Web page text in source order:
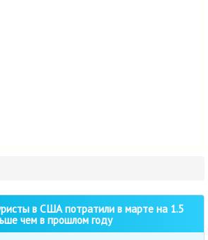
в США потратили в марте на 1.5
чем в прошлом году